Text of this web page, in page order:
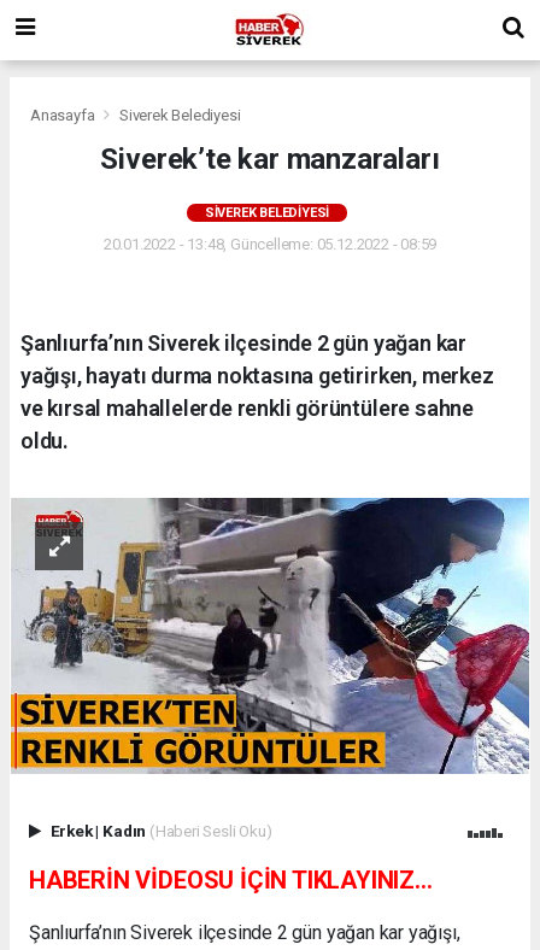
Anasayfa Siverek Belediyesi
Siverek’te kar manzaraları
SIVEREK BELEDIYESI
20.01.2022 - 13:48, Güncelleme: 05.12.2022 - 08:59
Şanlıurfa’nın Siverek ilçesinde 2 gün yağan kar
yağışı, hayatı durma noktasına getirirken, merkez
ve kırsal mahallelerde renkli görüntülere sahne
oldu.
Erkek| Kadın (Haberi Sesli Oku)
HABERİN VİDEOSU İÇİN TIKLAYINIZ...
Şanlıurfa’nın Siverek ilçesinde 2 gün yağan kar yağışı,